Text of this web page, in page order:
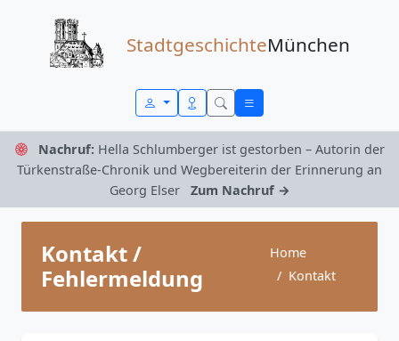
StadtgeschichteMünchen
Nachruf: Hella Schlumberger ist gestorben – Autorin der
Türkenstraße-Chronik und Wegbereiterin der Erinnerung an
Georg Elser
Zum Nachruf →
Kontakt /
Fehlermeldung
Home
Kontakt